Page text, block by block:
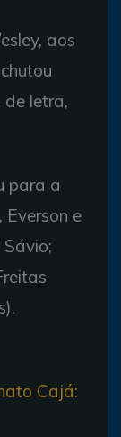
aos
letra,
para a
e
Sávio;
Cajá: